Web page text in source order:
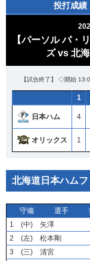
投打成績
【パーソル パ・
ズ vs 北
【試合終了】 ◇開始
1
日本ハム 4
オリックス 1
北海道日本ハム
守備 選手
1
(中) 矢澤
2
(左) 松本剛
3
(三) 清宮
守備 選手
1
(中) 矢澤
2
(左) 松本剛
3
(三) 清宮
守備 選手
1
(中) 矢澤
2
(左) 松本剛
3
(三) 清宮
守備 選手
1
(中) 矢澤
2
(左) 松本剛
3
(三) 清宮